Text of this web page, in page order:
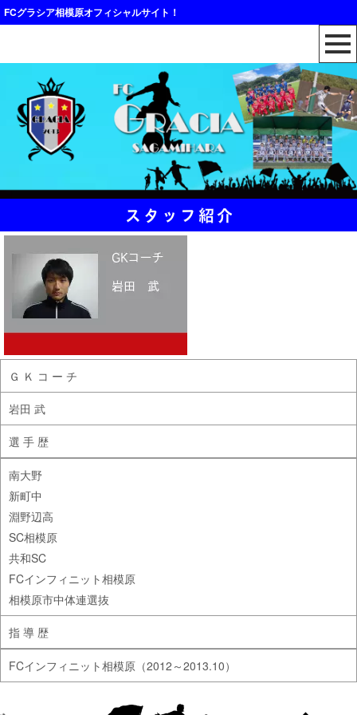
FCグラシア相模原オフィシャルサイト！
Ｇ Ｋ コ ー チ
岩田 武
選 手 歴
南大野
新町中
淵野辺高
SC相模原
共和SC
FCインフィニット相模原
相模原市中体連選抜
指 導 歴
FCインフィニット相模原（2012～2013.10）